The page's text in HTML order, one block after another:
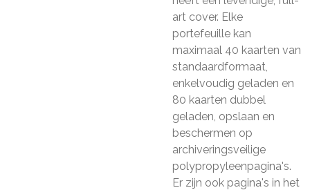
art cover. Elke
portefeuille kan
maximaal 40 kaarten van
standaardformaat,
enkelvoudig geladen en
80 kaarten dubbel
geladen, opslaan en
beschermen op
archiveringsveilige
polypropyleenpagina's.
Er zijn ook pagina's in het